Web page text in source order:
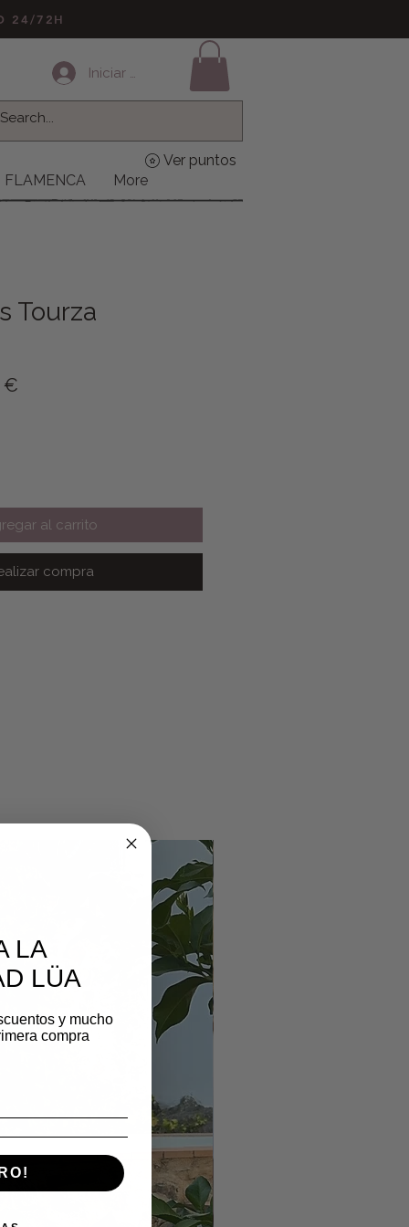
24/72H
Iniciar sesión
FLAMENCA More
Ver puntos
Tourza
€
al carrito
compra
LA
LÜA
y mucho
compra